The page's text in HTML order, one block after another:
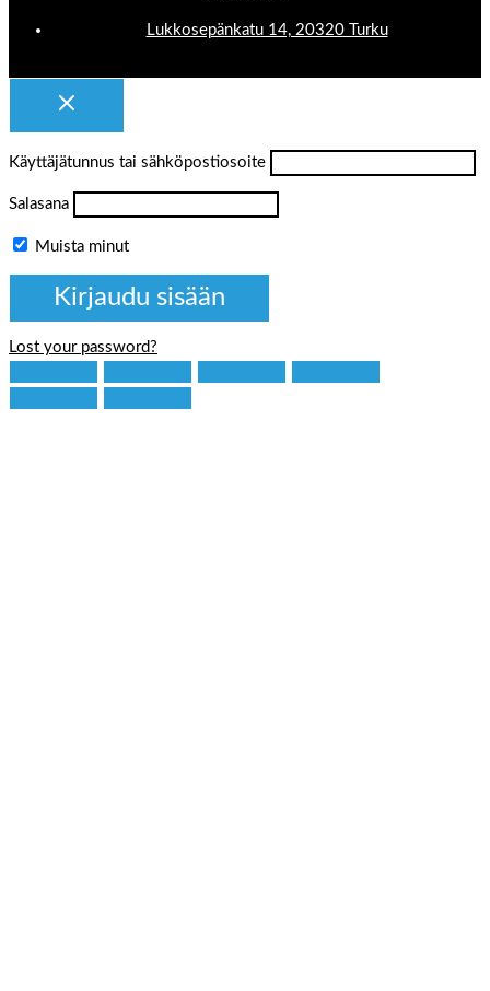
Lukkosepänkatu 14, 20320 Turku
Käyttäjätunnus tai sähköpostiosoite
Salasana
Muista minut
Lost your password?